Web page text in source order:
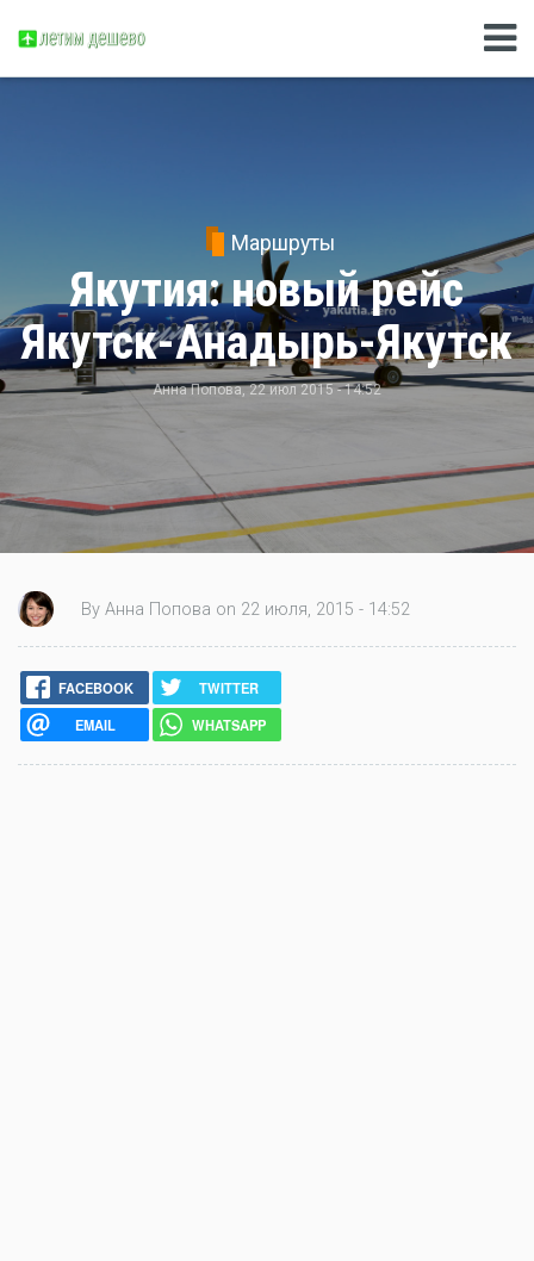
Маршруты
Якутия: новый рейс
Якутск-Анадырь-Якутск
Анна Попова, 22 июл 2015 - 14:52
By Анна Попова on 22 июля, 2015 - 14:52
FACEBOOK
TWITTER
EMAIL
WHATSAPP